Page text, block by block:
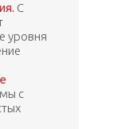
С
уровня
с